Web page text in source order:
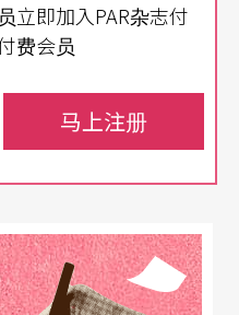
乐器、濒危的语言，
一场关于文化记忆与
皇室雅乐到国民叙事
统艺术家所面临的实际
琶幽默地说：「为了要
立即加入PAR杂志付
费会员
马上注册